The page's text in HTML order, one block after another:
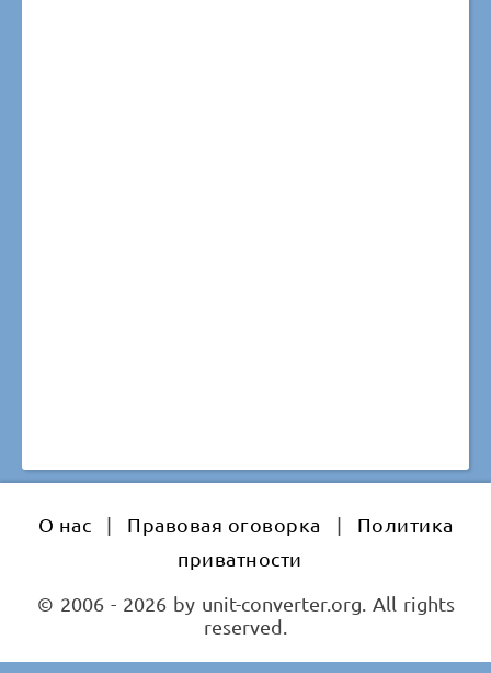
О нас | Правовая оговорка |
Политика
приватности
© 2006 - 2026 by unit-converter.org. All rights
reserved.